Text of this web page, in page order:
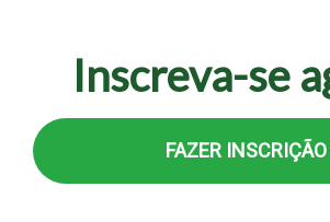
Inscreva-se
FAZER INSCRIÇÃO